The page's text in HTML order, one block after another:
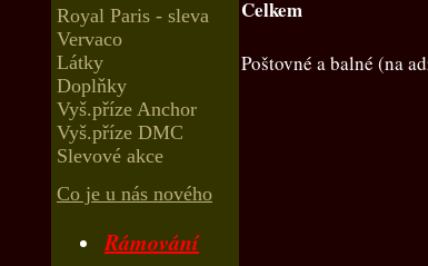
Royal Paris - sleva
Vervaco
Látky
Doplňky
Vyš.příze Anchor
Vyš.příze DMC
Slevové akce
Co je u nás nového
Rámování
Celkem
Poštovné a balné (na